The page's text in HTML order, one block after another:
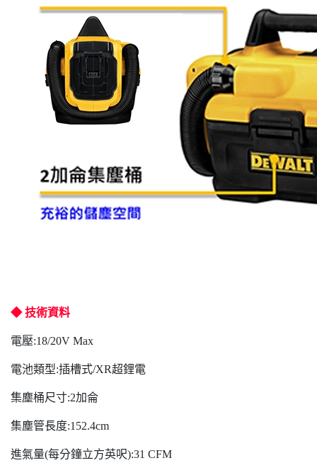
◆ 技術資料
電壓:18/20V Max
電池類型:插槽式/XR超鋰電
集塵桶尺寸:2加侖
集塵管長度:152.4cm
進氣量(每分鐘立方英呎):31 CFM